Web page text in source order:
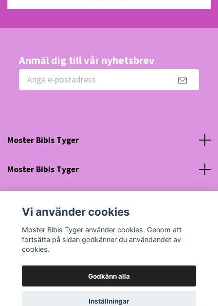
Anmäl dig till vår nyhetsbrev
Moster Bibis Tyger
Moster Bibis Tyger
Org nr: 630910-5945
© 2026 Moster Bibis Tyger
Vi använder cookies
Moster Bibis Tyger använder cookies. Genom att
fortsätta på sidan godkänner du användandet av
cookies.
Godkänn alla
Inställningar